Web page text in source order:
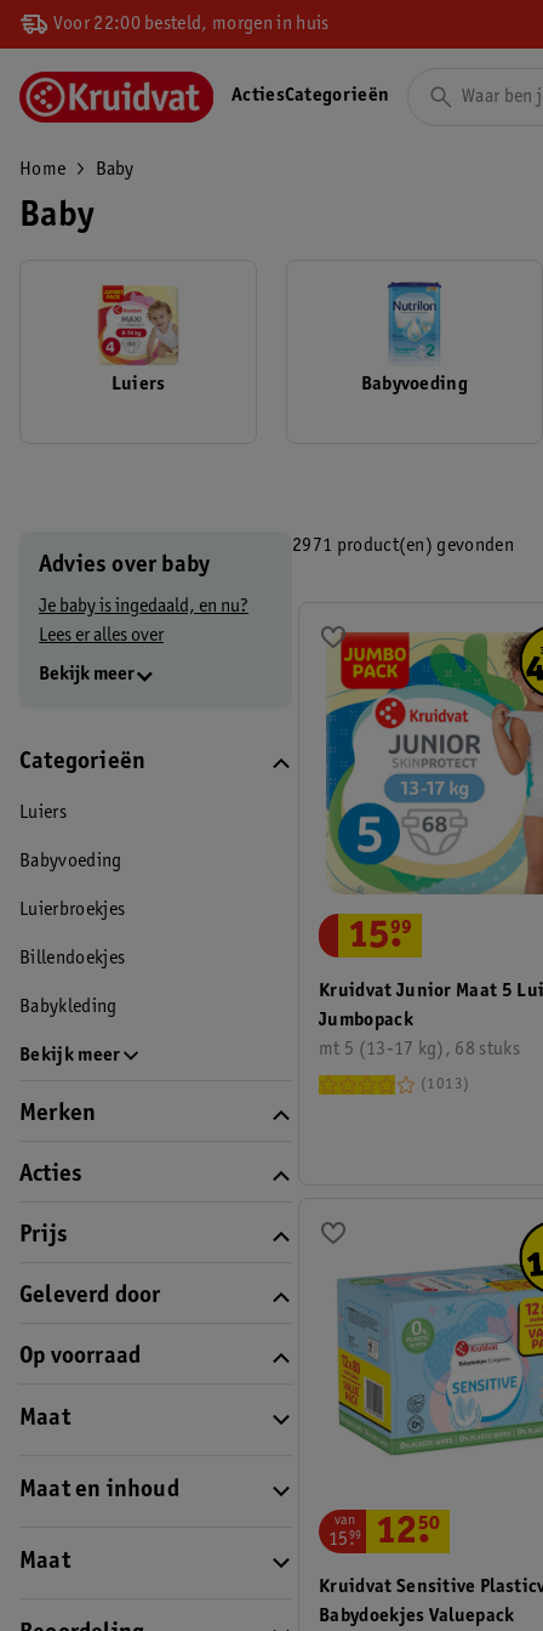
Voor 22:00 besteld, morgen in huis
ActiesCategorieën
Home Baby
Baby
Luiers Babyvoeding
Babyverzorging
Pyjamabroekjes
Advies over baby
Je baby is ingedaald, en nu?
Lees er alles over
Bekijk meer
Categorieën
Luiers
Babyvoeding
Luierbroekjes
Billendoekjes
Babykleding
Bekijk meer
Merken
Acties
Prijs
Geleverd door
Op voorraad
Maat
Maat en inhoud
Maat
2971 product(en) gevonden
Kruidvat Junior Maat 5
Jumbopack
mt 5 (13-17 kg), 68 stuks
15.
99
1013
Kruidvat Sensitive
Babydoekjes Valuepack
van
15.
99 12.
50